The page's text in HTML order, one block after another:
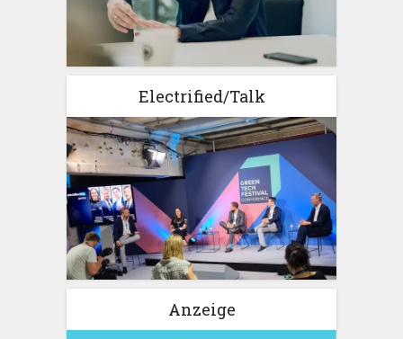
Electrified/Talk
Anzeige